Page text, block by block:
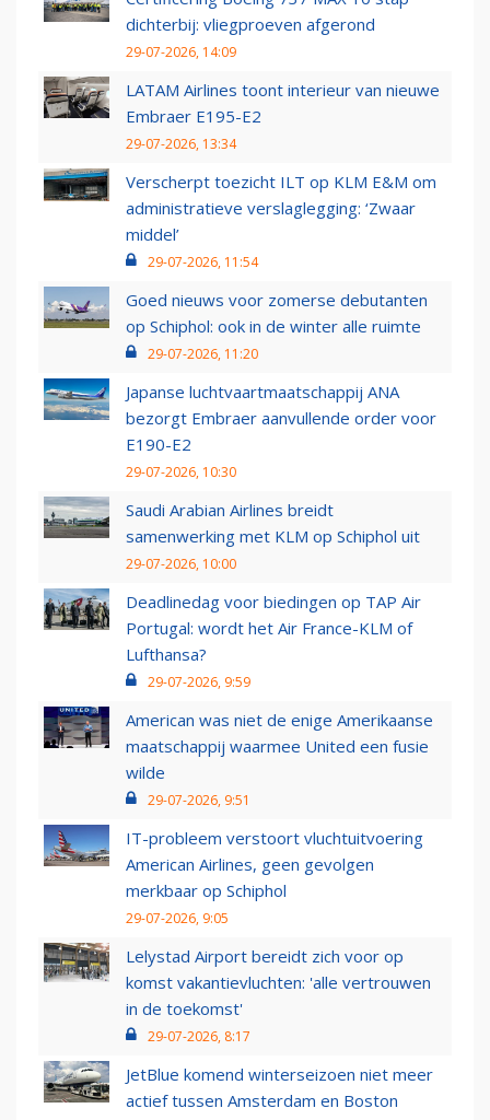
dichterbij: vliegproeven afgerond
29-07-2026, 14:09
LATAM Airlines toont interieur van nieuwe
Embraer E195-E2
29-07-2026, 13:34
Verscherpt toezicht ILT op KLM E&M om
administratieve verslaglegging: ‘Zwaar
middel’
29-07-2026, 11:54
Goed nieuws voor zomerse debutanten
op Schiphol: ook in de winter alle ruimte
29-07-2026, 11:20
Japanse luchtvaartmaatschappij ANA
bezorgt Embraer aanvullende order voor
E190-E2
29-07-2026, 10:30
Saudi Arabian Airlines breidt
samenwerking met KLM op Schiphol uit
29-07-2026, 10:00
Deadlinedag voor biedingen op TAP Air
Portugal: wordt het Air France-KLM of
Lufthansa?
29-07-2026, 9:59
American was niet de enige Amerikaanse
maatschappij waarmee United een fusie
wilde
29-07-2026, 9:51
IT-probleem verstoort vluchtuitvoering
American Airlines, geen gevolgen
merkbaar op Schiphol
29-07-2026, 9:05
Lelystad Airport bereidt zich voor op
komst vakantievluchten: 'alle vertrouwen
in de toekomst'
29-07-2026, 8:17
JetBlue komend winterseizoen niet meer
actief tussen Amsterdam en Boston